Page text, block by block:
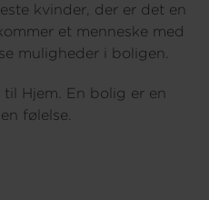
kvinder, der er det en
et menneske med
muligheder i boligen.
Hjem. En bolig er en
følelse.